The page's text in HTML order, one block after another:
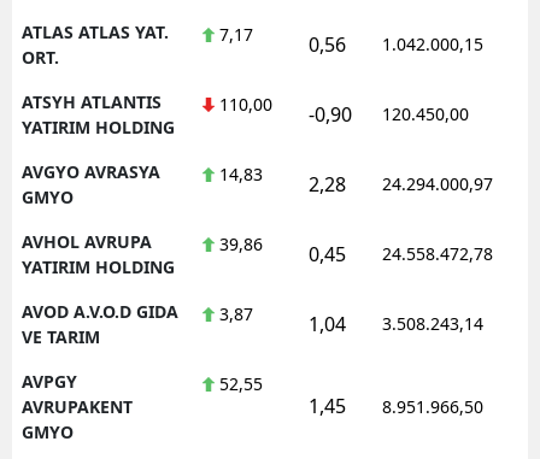
ATLAS ATLAS YAT.
ORT.
7,17 0,56 1.042.000,15
ATSYH ATLANTIS
YATIRIM HOLDING
110,00 -0,90 120.450,00
AVGYO AVRASYA
GMYO
14,83 2,28 24.294.000,97
AVHOL AVRUPA
YATIRIM HOLDING
39,86 0,45 24.558.472,78
AVOD A.V.O.D GIDA
VE TARIM
3,87 1,04 3.508.243,14
AVPGY
AVRUPAKENT
GMYO
52,55
1,45 8.951.966,50